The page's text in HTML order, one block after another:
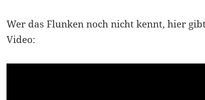
Wer das Flunken noch nicht kennt, hier
Video: